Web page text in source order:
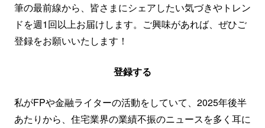
筆の最前線から、皆さまにシェアしたい気づきやトレン
ドを週1回以上お届けします。ご興味があれば、ぜひご
登録をお願いいたします！
登録する
私がFPや金融ライターの活動をしていて、2025年後半
あたりから、住宅業界の業績不振のニュースを多く耳に